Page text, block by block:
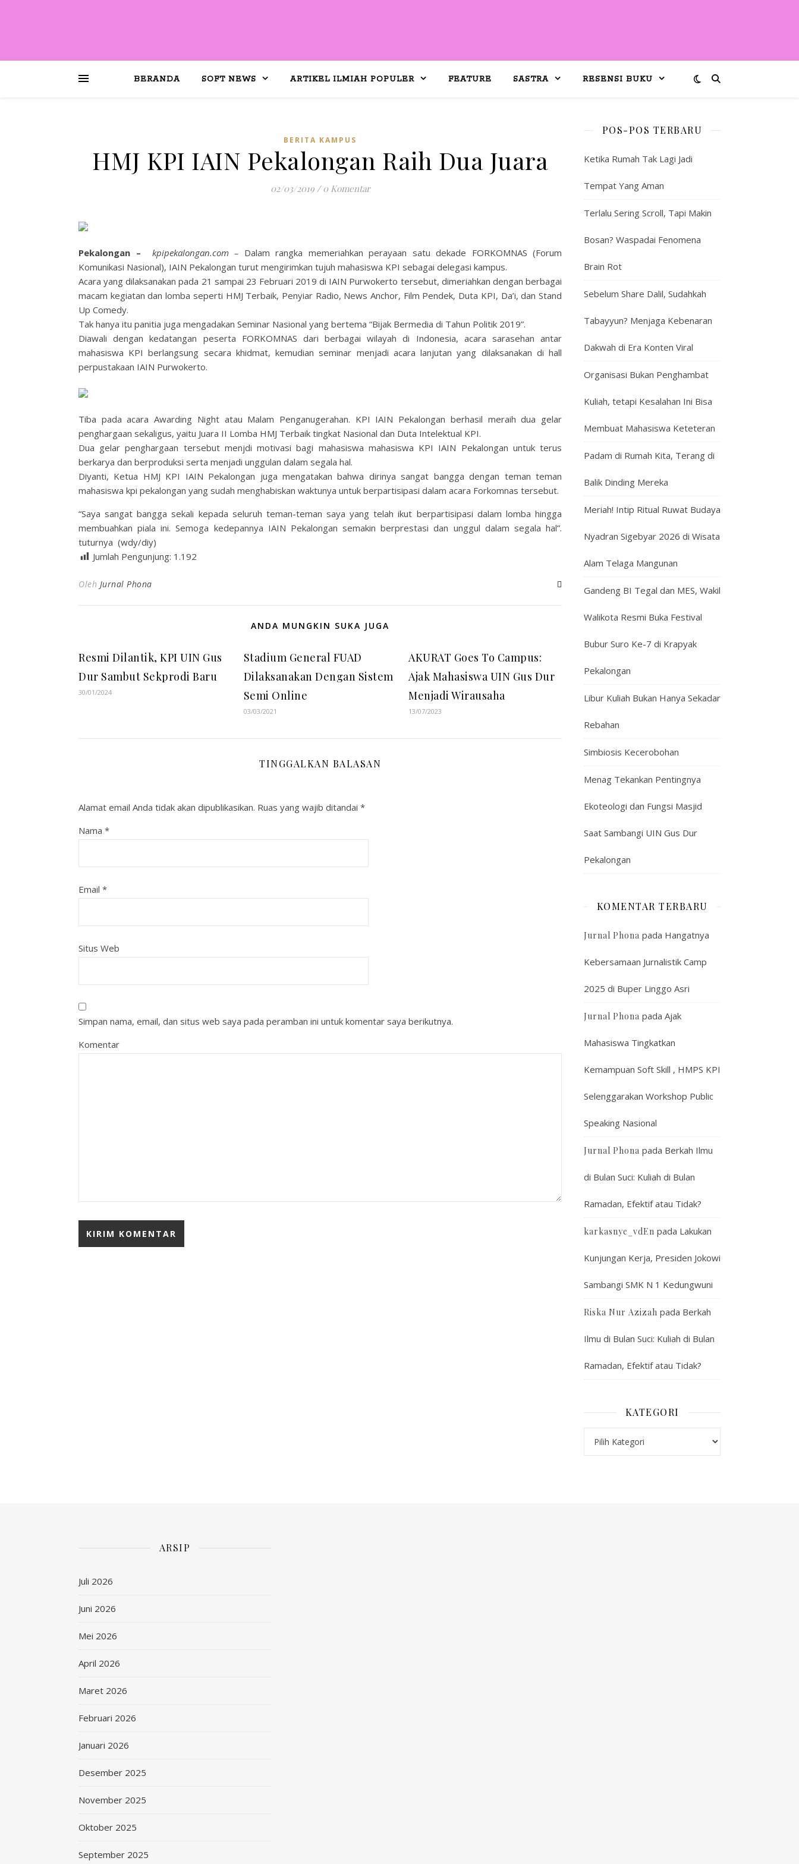
BERANDA SOFT NEWS ARTIKEL ILMIAH POPULER FEATURE SASTRA RESENSI BUKU
BERITA KAMPUS
HMJ KPI IAIN Pekalongan Raih Dua Juara
02/03/2019 / 0 Komentar
Pekalongan – kpipekalongan.com – Dalam rangka memeriahkan perayaan satu dekade FORKOMNAS (Forum
Komunikasi Nasional), IAIN Pekalongan turut mengirimkan tujuh mahasiswa KPI sebagai delegasi kampus.
Acara yang dilaksanakan pada 21 sampai 23 Februari 2019 di IAIN Purwokerto tersebut, dimeriahkan dengan berbagai
macam kegiatan dan lomba seperti HMJ Terbaik, Penyiar Radio, News Anchor, Film Pendek, Duta KPI, Da’i, dan Stand
Up Comedy.
Tak hanya itu panitia juga mengadakan Seminar Nasional yang bertema “Bijak Bermedia di Tahun Politik 2019”.
Diawali dengan kedatangan peserta FORKOMNAS dari berbagai wilayah di Indonesia, acara sarasehan antar
mahasiswa KPI berlangsung secara khidmat, kemudian seminar menjadi acara lanjutan yang dilaksanakan di hall
perpustakaan IAIN Purwokerto.
Tiba pada acara Awarding Night atau Malam Penganugerahan. KPI IAIN Pekalongan berhasil meraih dua gelar
penghargaan sekaligus, yaitu Juara II Lomba HMJ Terbaik tingkat Nasional dan Duta Intelektual KPI.
Dua gelar penghargaan tersebut menjdi motivasi bagi mahasiswa mahasiswa KPI IAIN Pekalongan untuk terus
berkarya dan berproduksi serta menjadi unggulan dalam segala hal.
Diyanti, Ketua HMJ KPI IAIN Pekalongan juga mengatakan bahwa dirinya sangat bangga dengan teman teman
mahasiswa kpi pekalongan yang sudah menghabiskan waktunya untuk berpartisipasi dalam acara Forkomnas tersebut.
“Saya sangat bangga sekali kepada seluruh teman-teman saya yang telah ikut berpartisipasi dalam lomba hingga
membuahkan piala ini. Semoga kedepannya IAIN Pekalongan semakin berprestasi dan unggul dalam segala hal”.
tuturnya (wdy/diy)
Jumlah Pengunjung: 1.192
Oleh Jurnal Phona
ANDA MUNGKIN SUKA JUGA
Resmi Dilantik, KPI UIN Gus
Dur Sambut Sekprodi Baru
30/01/2024
Stadium General FUAD
Dilaksanakan Dengan Sistem
Semi Online
03/03/2021
AKURAT Goes To Campus:
Ajak Mahasiswa UIN Gus Dur
Menjadi Wirausaha
13/07/2023
TINGGALKAN BALASAN
Alamat email Anda tidak akan dipublikasikan. Ruas yang wajib ditandai *
Nama *
Email *
Situs Web
Simpan nama, email, dan situs web saya pada peramban ini untuk komentar saya berikutnya.
Komentar
POS-POS TERBARU
Ketika Rumah Tak Lagi Jadi
Tempat Yang Aman
Terlalu Sering Scroll, Tapi Makin
Bosan? Waspadai Fenomena
Brain Rot
Sebelum Share Dalil, Sudahkah
Tabayyun? Menjaga Kebenaran
Dakwah di Era Konten Viral
Organisasi Bukan Penghambat
Kuliah, tetapi Kesalahan Ini Bisa
Membuat Mahasiswa Keteteran
Padam di Rumah Kita, Terang di
Balik Dinding Mereka
Meriah! Intip Ritual Ruwat Budaya
Nyadran Sigebyar 2026 di Wisata
Alam Telaga Mangunan
Gandeng BI Tegal dan MES, Wakil
Walikota Resmi Buka Festival
Bubur Suro Ke-7 di Krapyak
Pekalongan
Libur Kuliah Bukan Hanya Sekadar
Rebahan
Simbiosis Kecerobohan
Menag Tekankan Pentingnya
Ekoteologi dan Fungsi Masjid
Saat Sambangi UIN Gus Dur
Pekalongan
KOMENTAR TERBARU
Jurnal Phona pada Hangatnya
Kebersamaan Jurnalistik Camp
2025 di Buper Linggo Asri
Jurnal Phona pada Ajak
Mahasiswa Tingkatkan
Kemampuan Soft Skill , HMPS KPI
Selenggarakan Workshop Public
Speaking Nasional
Jurnal Phona pada Berkah Ilmu
di Bulan Suci: Kuliah di Bulan
Ramadan, Efektif atau Tidak?
karkasnye_vdEn pada Lakukan
Kunjungan Kerja, Presiden Jokowi
Sambangi SMK N 1 Kedungwuni
Riska Nur Azizah pada Berkah
Ilmu di Bulan Suci: Kuliah di Bulan
Ramadan, Efektif atau Tidak?
KATEGORI
ARSIP
Juli 2026
Juni 2026
Mei 2026
April 2026
Maret 2026
Februari 2026
Januari 2026
Desember 2025
November 2025
Oktober 2025
September 2025